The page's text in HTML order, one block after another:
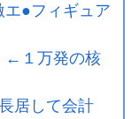
エ●フィギュア
←１万発の核
居して会計